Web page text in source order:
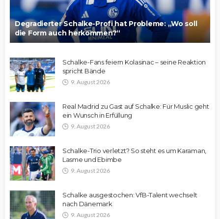
Degradierter Schalke-Profi hat Probleme: „Wo soll
die Form auch herkommen?“
Schalke-Fans feiern Kolasinac – seine Reaktion
spricht Bände
9. August 2026
Real Madrid zu Gast auf Schalke: Für Muslic geht
ein Wunsch in Erfüllung
9. August 2026
Schalke-Trio verletzt? So steht es um Karaman,
Lasme und Ebimbe
9. August 2026
Schalke ausgestochen: VfB-Talent wechselt
nach Dänemark
9. August 2026